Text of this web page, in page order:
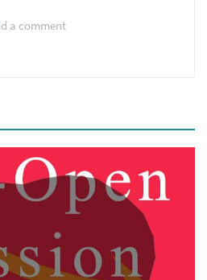
a comment